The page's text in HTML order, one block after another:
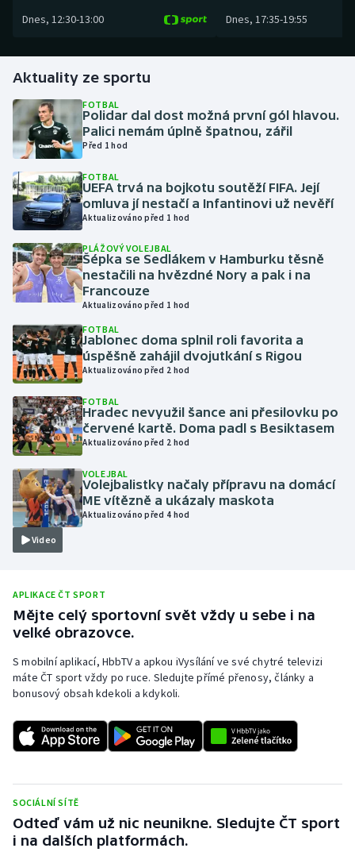
Golf
Gymnastika
Házená
Jezdectví
Judo
Krasobruslení
Lyže a snowboard
Moderní pětiboj
Motorsport
Parasport
Plavání
Ragby
Rychlobruslení
Rychlostní kanoistika
Short track
Stolní tenis
Triatlon
Dnes, 12:30-13:00 Dnes, 17:35-19:55
Aktuality ze sportu
FOTBAL
Polidar dal dost možná první gól hlavou.
Palici nemám úplně špatnou, zářil
Před 1 hod
FOTBAL
UEFA trvá na bojkotu soutěží FIFA. Její
omluva jí nestačí a Infantinovi už nevěří
Aktualizováno před 1 hod
PLÁŽOVÝ VOLEJBAL
Šépka se Sedlákem v Hamburku těsně
nestačili na hvězdné Nory a pak i na
Francouze
Aktualizováno před 1 hod
FOTBAL
Jablonec doma splnil roli favorita a
úspěšně zahájil dvojutkání s Rigou
Aktualizováno před 2 hod
FOTBAL
Hradec nevyužil šance ani přesilovku po
červené kartě. Doma padl s Besiktasem
Aktualizováno před 2 hod
Video
VOLEJBAL
Volejbalistky načaly přípravu na domácí
ME vítězně a ukázaly maskota
Aktualizováno před 4 hod
APLIKACE ČT SPORT
Mějte celý sportovní svět vždy u sebe i na
velké obrazovce.
S mobilní aplikací, HbbTV a apkou iVysílání ve své chytré televizi
máte ČT sport vždy po ruce. Sledujte přímé přenosy, články a
bonusový obsah kdekoli a kdykoli.
SOCIÁLNÍ SÍTĚ
Odteď vám už nic neunikne. Sledujte ČT sport
i na dalších platformách.